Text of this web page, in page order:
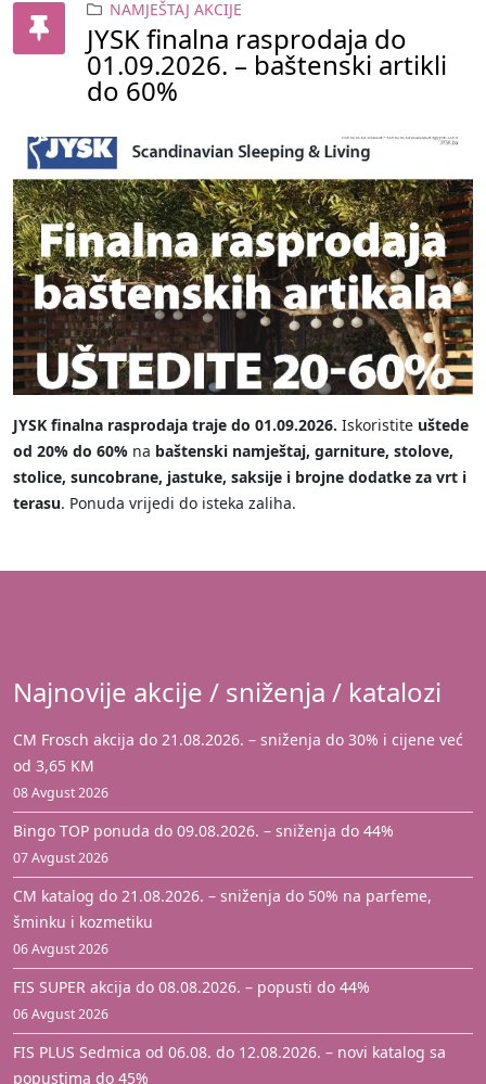
NAMJEŠTAJ AKCIJE
JYSK finalna rasprodaja do
01.09.2026. – baštenski artikli
do 60%
JYSK finalna rasprodaja traje do 01.09.2026. Iskoristite uštede
od 20% do 60% na baštenski namještaj, garniture, stolove,
stolice, suncobrane, jastuke, saksije i brojne dodatke za vrt i
terasu. Ponuda vrijedi do isteka zaliha.
Najnovije akcije / sniženja / katalozi
CM Frosch akcija do 21.08.2026. – sniženja do 30% i cijene već
od 3,65 KM
08 Avgust 2026
Bingo TOP ponuda do 09.08.2026. – sniženja do 44%
07 Avgust 2026
CM katalog do 21.08.2026. – sniženja do 50% na parfeme,
šminku i kozmetiku
06 Avgust 2026
FIS SUPER akcija do 08.08.2026. – popusti do 44%
06 Avgust 2026
FIS PLUS Sedmica od 06.08. do 12.08.2026. – novi katalog sa
popustima do 45%